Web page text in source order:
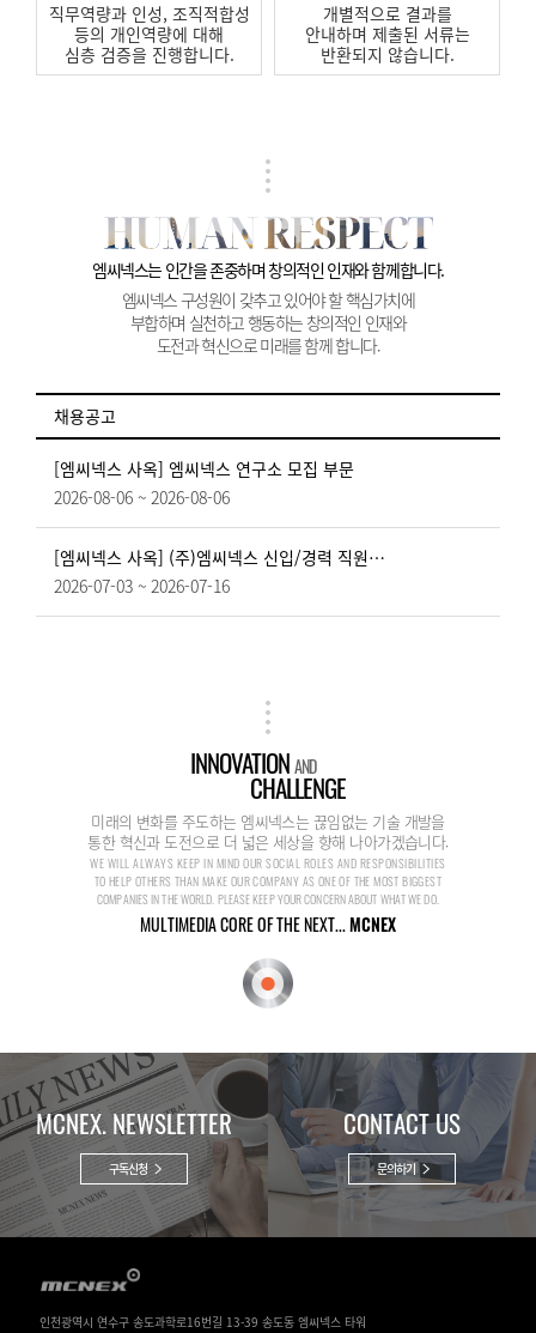
직무역량과 인성, 조직적합성
등의 개인역량에 대해
심층 검증을 진행합니다.
개별적으로 결과를
안내하며 제출된 서류는
반환되지 않습니다.
엠씨넥스는 인간을 존중하며 창의적인 인재와 함께합니다.
엠씨넥스 구성원이 갖추고 있어야 할 핵심가치에
부합하며 실천하고 행동하는 창의적인 인재와
도전과 혁신으로 미래를 함께 합니다.
채용공고
[엠씨넥스 사옥] 엠씨넥스 연구소 모집 부문
2026-08-06 ~ 2026-08-06
[엠씨넥스 사옥] (주)엠씨넥스 신입/경력 직원 채용의 건
2026-07-03 ~ 2026-07-16
INNOVATIONAND
CHALLENGE
미래의 변화를 주도하는 엠씨넥스는 끊임없는 기술 개발을
통한 혁신과 도전으로 더 넓은 세상을 향해 나아가겠습니다.
WE WILL ALWAYS KEEP IN MIND OUR SOCIAL ROLES AND RESPONSIBILITIES
TO HELP OTHERS THAN MAKE OUR COMPANY AS ONE OF THE MOST BIGGEST
COMPANIES IN THE WORLD. PLEASE KEEP YOUR CONCERN ABOUT WHAT WE DO.
MULTIMEDIA CORE OF THE NEXT...MCNEX
MCNEX. NEWSLETTER
구독신청
CONTACT US
문의하기
인천광역시 연수구 송도과학로16번길 13-39 송도동 엠씨넥스 타워